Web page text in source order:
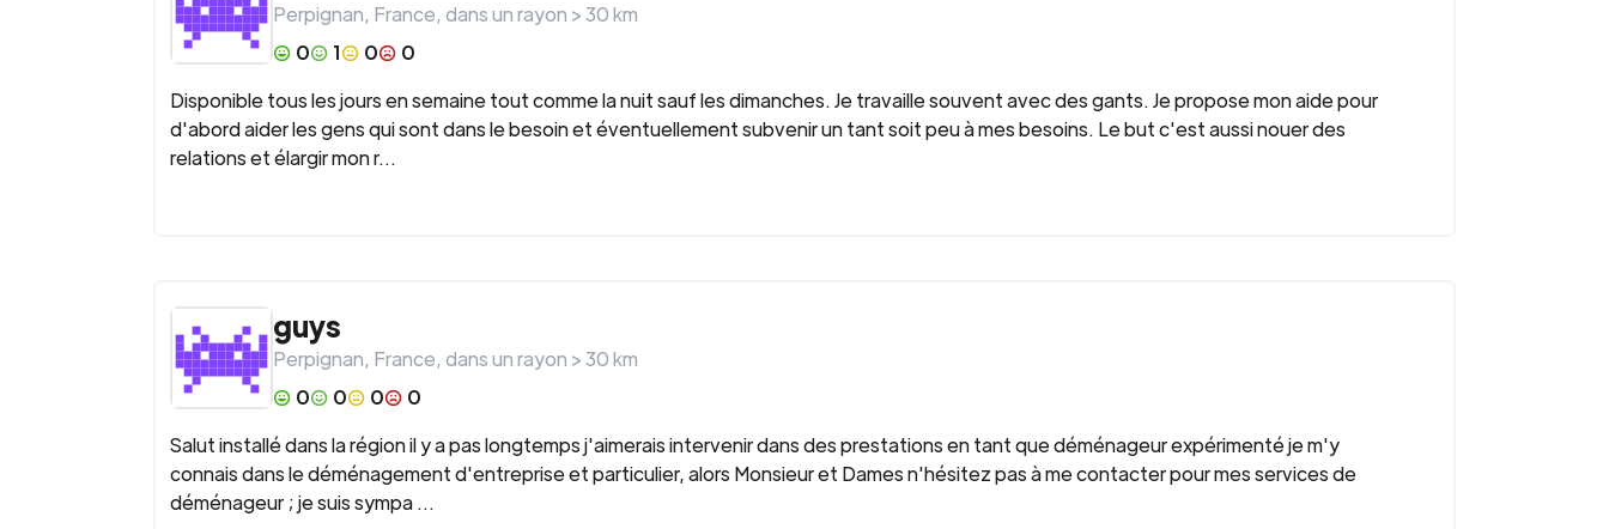
Perpignan, France, dans un rayon >30km
0
1 0
0
Disponible tous les jours en semaine tout comme la nuit sauf les dimanches. Je travaille souvent avec des gants. Je propose mon aide pour
d'abord aider les gens qui sont dans le besoin et éventuellement subvenir un tant soit peu à mes besoins. Le but c'est aussi nouer des
relations et élargir mon r...
guys
Perpignan, France, dans un rayon >30km
0
0 0
0
Salut installé dans la région il y a pas longtemps j'aimerais intervenir dans des prestations en tant que déménageur expérimenté je m'y
connais dans le déménagement d'entreprise et particulier, alors Monsieur et Dames n'hésitez pas à me contacter pour mes services de
déménageur ; je suis sympa ...